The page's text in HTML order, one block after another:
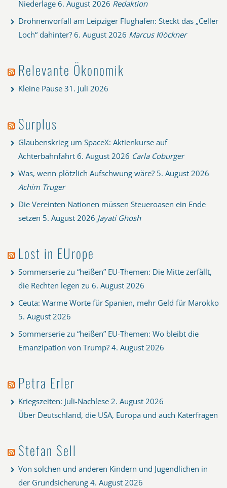
Niederlage 6. August 2026 Redaktion
Drohnenvorfall am Leipziger Flughafen: Steckt das „Celler
Loch“ dahinter? 6. August 2026 Marcus Klöckner
Relevante Ökonomik
Kleine Pause 31. Juli 2026
Surplus
Glaubenskrieg um SpaceX: Aktienkurse auf
Achterbahnfahrt 6. August 2026 Carla Coburger
Was, wenn plötzlich Aufschwung wäre? 5. August 2026
Achim Truger
Die Vereinten Nationen müssen Steueroasen ein Ende
setzen 5. August 2026 Jayati Ghosh
Lost in EUrope
Sommerserie zu “heißen” EU-Themen: Die Mitte zerfällt,
die Rechten legen zu 6. August 2026
Ceuta: Warme Worte für Spanien, mehr Geld für Marokko
5. August 2026
Sommerserie zu “heißen” EU-Themen: Wo bleibt die
Emanzipation von Trump? 4. August 2026
Petra Erler
Kriegszeiten: Juli-Nachlese 2. August 2026
Über Deutschland, die USA, Europa und auch Katerfragen
Stefan Sell
Von solchen und anderen Kindern und Jugendlichen in
der Grundsicherung 4. August 2026